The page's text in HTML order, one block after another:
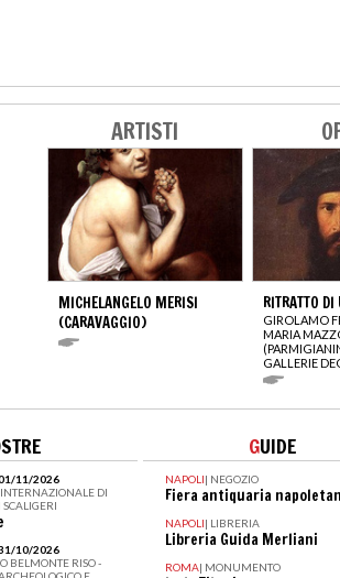
ARTISTI
MICHELANGELO MERISI
(CARAVAGGIO)
RITRATTO
GIROLAMO
MARIA
GALLERIE
11/2026
INTERNAZIONALE DI
10/2026
BELMONTE RISO -
GUIDE
NAPOLI| NEGOZIO
Fiera antiquaria
NAPOLI| LIBRERIA
Libreria Guida Merliani
ROMA| MONUMENTO